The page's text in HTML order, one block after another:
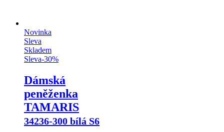
Novinka
Sleva
Skladem
Sleva-30%
Dámská
peněženka
TAMARIS
34236-300 bílá S6